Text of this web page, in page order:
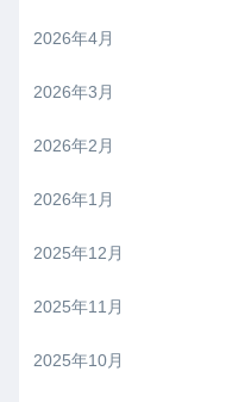
2026年4月
2026年3月
2026年2月
2026年1月
2025年12月
2025年11月
2025年10月